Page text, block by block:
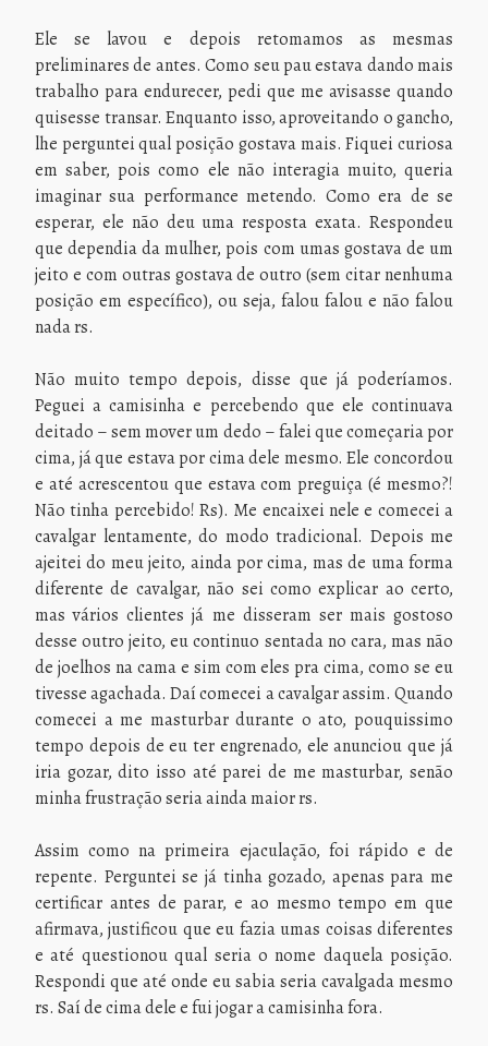
Ele se lavou e depois retomamos as mesmas
preliminares de antes. Como seu pau estava dando mais
trabalho para endurecer, pedi que me avisasse quando
quisesse transar. Enquanto isso, aproveitando o gancho,
lhe perguntei qual posição gostava mais. Fiquei curiosa
em saber, pois como ele não interagia muito, queria
imaginar sua performance metendo. Como era de se
esperar, ele não deu uma resposta exata. Respondeu
que dependia da mulher, pois com umas gostava de um
jeito e com outras gostava de outro (sem citar nenhuma
posição em específico), ou seja, falou falou e não falou
nada rs.
Não muito tempo depois, disse que já poderíamos.
Peguei a camisinha e percebendo que ele continuava
deitado – sem mover um dedo – falei que começaria por
cima, já que estava por cima dele mesmo. Ele concordou
e até acrescentou que estava com preguiça (é mesmo?!
Não tinha percebido! Rs). Me encaixei nele e comecei a
cavalgar lentamente, do modo tradicional. Depois me
ajeitei do meu jeito, ainda por cima, mas de uma forma
diferente de cavalgar, não sei como explicar ao certo,
mas vários clientes já me disseram ser mais gostoso
desse outro jeito, eu continuo sentada no cara, mas não
de joelhos na cama e sim com eles pra cima, como se eu
tivesse agachada. Daí comecei a cavalgar assim. Quando
comecei a me masturbar durante o ato, pouquissimo
tempo depois de eu ter engrenado, ele anunciou que já
iria gozar, dito isso até parei de me masturbar, senão
minha frustração seria ainda maior rs.
Assim como na primeira ejaculação, foi rápido e de
repente. Perguntei se já tinha gozado, apenas para me
certificar antes de parar, e ao mesmo tempo em que
afirmava, justificou que eu fazia umas coisas diferentes
e até questionou qual seria o nome daquela posição.
Respondi que até onde eu sabia seria cavalgada mesmo
rs. Saí de cima dele e fui jogar a camisinha fora.